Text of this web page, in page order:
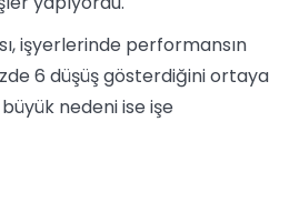
işyerlerinde performansın
6 düşüş gösterdiğini ortaya
nedeni ise işe